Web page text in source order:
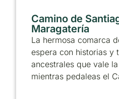
Camino de
Maragatería
La hermosa comarca
espera con historias y
ancestrales que vale
mientras pedaleas el